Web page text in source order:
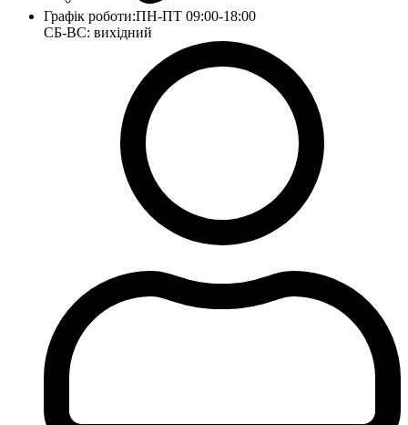
Графік роботи:ПН-ПТ 09:00-18:00
СБ-ВС: вихідний